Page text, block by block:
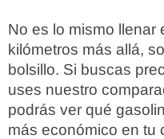
No es lo mismo llenar
kilómetros más allá,
bolsillo. Si buscas
uses nuestro
podrás ver qué
más económico en tu